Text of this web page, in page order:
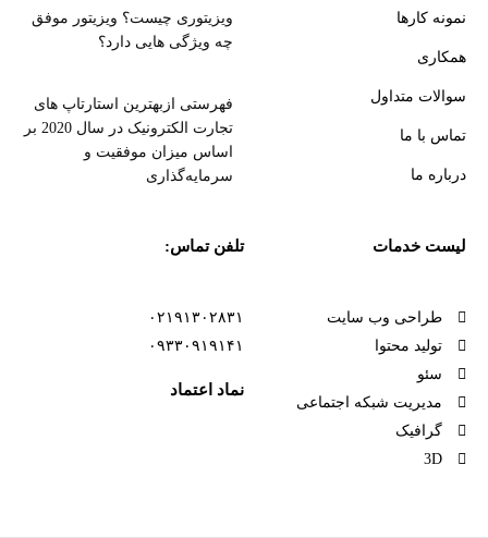
نمونه کارها
همکاری
سوالات متداول
تماس با ما
درباره ما
ویزیتوری چیست؟ ویزیتور موفق
چه ویژگی هایی دارد؟
فهرستی ازبهترین استارتاپ های
تجارت الکترونیک در سال 2020 بر
اساس میزان موفقیت و
سرمایه‌گذاری
لیست خدمات
طراحی وب سایت
تولید محتوا
سئو
مدیریت شبکه اجتماعی
گرافیک
3D
تلفن تماس:
۰۲۱۹۱۳۰۲۸۳۱
۰۹۳۳۰۹۱۹۱۴۱
نماد اعتماد